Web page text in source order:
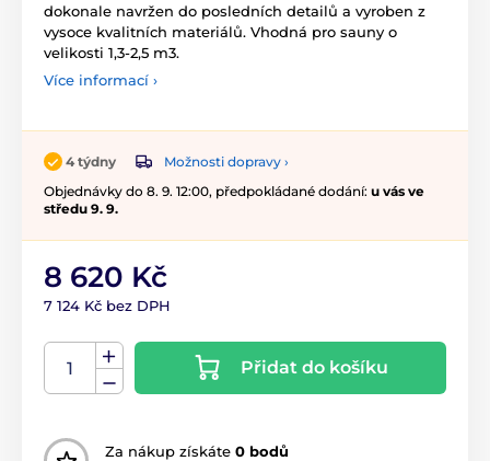
dokonale navržen do posledních detailů a vyroben z
vysoce kvalitních materiálů. Vhodná pro sauny o
velikosti 1,3-2,5 m3.
Více informací ›
4 týdny
Možnosti dopravy ›
Objednávky do 8. 9. 12:00, předpokládané dodání: u vás ve
středu 9. 9.
8 620 Kč
7 124 Kč bez DPH
Přidat do košíku
Za nákup získáte 0 bodů